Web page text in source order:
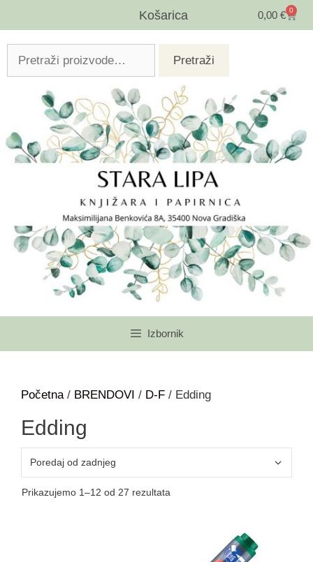
Košarica 0,00 € 0
Pretraži
Izbornik
Početna/ BRENDOVI / D-F / Edding
Edding
Prikazujemo 1–12 od 27 rezultata